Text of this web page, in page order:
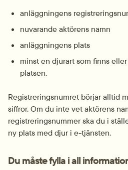
anläggningens
nuvarande aktörens namn
anläggningens plats
minst en djurart som finns
platsen.
Registreringsnumret börjar alltid
siffror. Om du inte vet aktörens
registrerings­nummer ska du i
ny plats med djur i e-tjänsten.
Du måste fylla i all